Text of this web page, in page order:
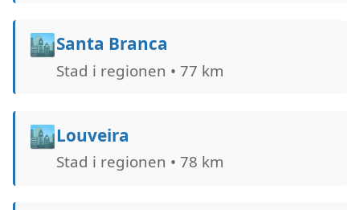
🏙️Santa Branca
Stad i regionen • 77 km
🏙️Louveira
Stad i regionen • 78 km